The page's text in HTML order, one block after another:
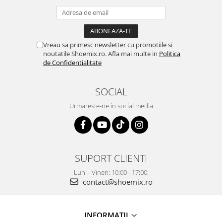
Vreau sa primesc newsletter cu promotiile si
noutatile Shoemix.ro. Afla mai multe in Politica
de Confidentialitate
SOCIAL
Urmareste-ne in social media
SUPORT CLIENTI
Luni - Vineri: 10:00 - 17:00;
contact@shoemix.ro
INFORMAȚII